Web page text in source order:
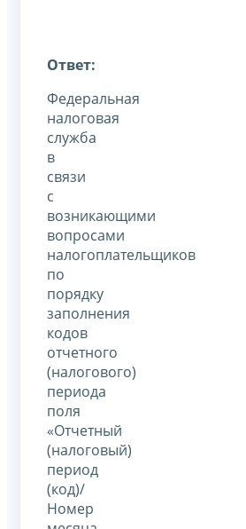
Ответ:
Федеральная
налоговая
служба
в
связи
с
возникающими
вопросами
налогоплательщиков
по
порядку
заполнения
кодов
отчетного
(налогового)
периода
поля
«Отчетный
(налоговый)
период
(код)/
Номер